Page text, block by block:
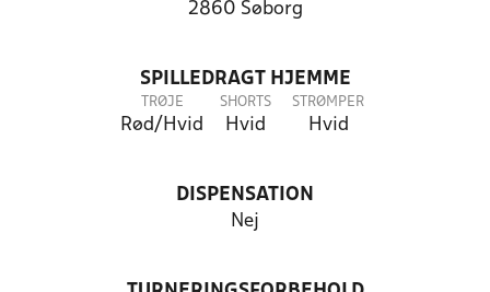
2860 Søborg
SPILLEDRAGT HJEMME
TRØJE
Rød/Hvid
SHORTS
Hvid
STRØMPER
Hvid
DISPENSATION
Nej